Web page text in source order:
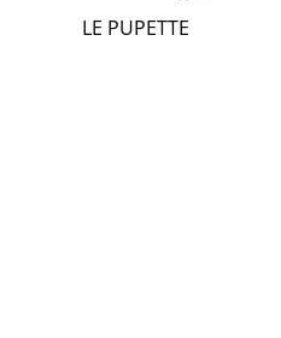
LE PUPETTE